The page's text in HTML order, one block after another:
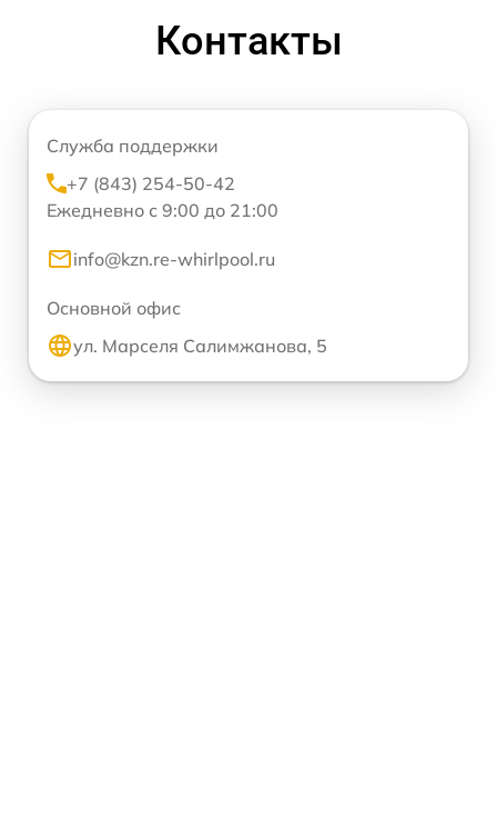
Контакты
Служба поддержки
+7 (843) 254-50-42
Ежедневно с 9:00 до 21:00
info@kzn.re-whirlpool.ru
Основной офис
ул. Марселя Салимжанова, 5